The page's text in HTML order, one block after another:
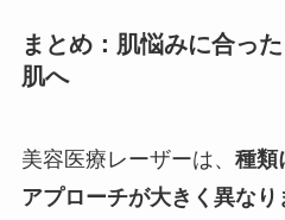
まとめ：肌悩みに合っ
肌へ
美容医療レーザーは、 種類
アプローチが大きく異なり